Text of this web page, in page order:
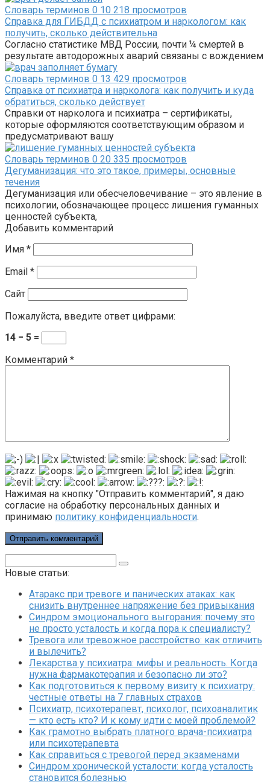
Словарь терминов 0 10 218 просмотров
Справка для ГИБДД с психиатром и наркологом: как
получить, сколько действительна
Согласно статистике МВД России, почти ¼ смертей в
результате автодорожных аварий связаны с вождением
Словарь терминов 0 13 429 просмотров
Справка от психиатра и нарколога: как получить и куда
обратиться, сколько действует
Справки от нарколога и психиатра – сертификаты,
которые оформляются соответствующим образом и
предусматривают вашу
Словарь терминов 0 20 335 просмотров
Дегуманизация: что это такое, примеры, основные
течения
Дегуманизация или обесчеловечивание – это явление в
психологии, обозначающее процесс лишения гуманных
ценностей субъекта,
Добавить комментарий
Имя *
Email *
Сайт
Пожалуйста, введите ответ цифрами:
14 − 5 =
Комментарий *
Нажимая на кнопку "Отправить комментарий", я даю
согласие на обработку персональных данных и
принимаю политику конфиденциальности.
Новые статьи:
Атаракс при тревоге и панических атаках: как
снизить внутреннее напряжение без привыкания
Синдром эмоционального выгорания: почему это
не просто усталость и когда пора к специалисту?
Тревога или тревожное расстройство: как отличить
и вылечить?
Лекарства у психиатра: мифы и реальность. Когда
нужна фармакотерапия и безопасно ли это?
Как подготовиться к первому визиту к психиатру:
честные ответы на 7 главных страхов
Психиатр, психотерапевт, психолог, психоаналитик
— кто есть кто? И к кому идти с моей проблемой?
Как грамотно выбрать платного врача-психиатра
или психотерапевта
Как справиться с тревогой перед экзаменами
Синдром хронической усталости: когда усталость
становится болезнью